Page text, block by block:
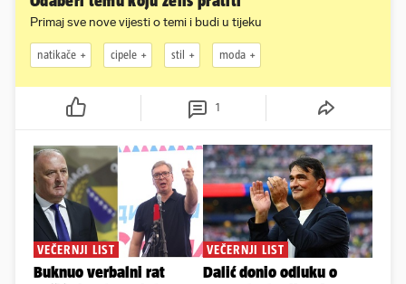
Primaj sve nove vijesti o temi i budi u tijeku
natikače cipele stil moda
1